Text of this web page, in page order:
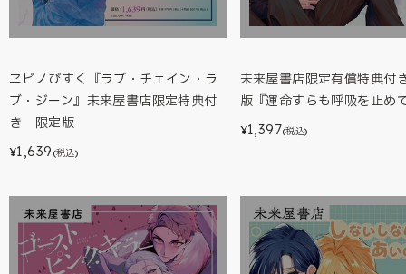
ヱビノびすく『ラブ・チェイン・ラ
ブ・ジーン』未来屋書店限定特典付
き 限定版
¥1,639 (税込)
未来屋書店限定有償特典
版『運命すらも呼吸を止め
¥1,397(税込)